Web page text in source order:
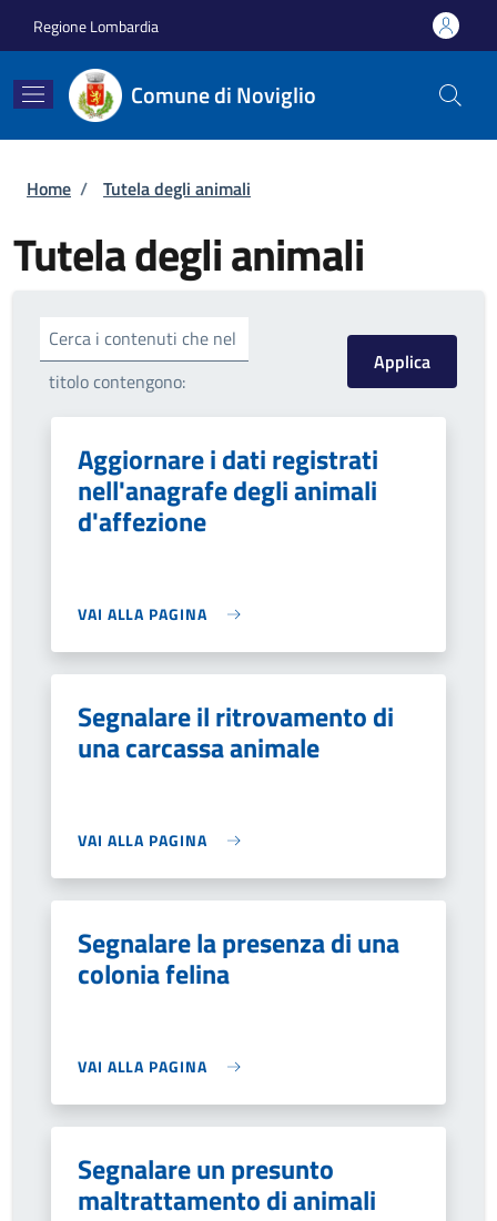
Regione Lombardia
Comune di Noviglio
Briciole di pane
Home / Tutela degli animali
Tutela degli animali
Cerca i contenuti che nel
titolo contengono:
Aggiornare i dati registrati
nell'anagrafe degli animali
d'affezione
VAI ALLA PAGINA
Segnalare il ritrovamento di
una carcassa animale
VAI ALLA PAGINA
Segnalare la presenza di una
colonia felina
VAI ALLA PAGINA
Segnalare un presunto
maltrattamento di animali